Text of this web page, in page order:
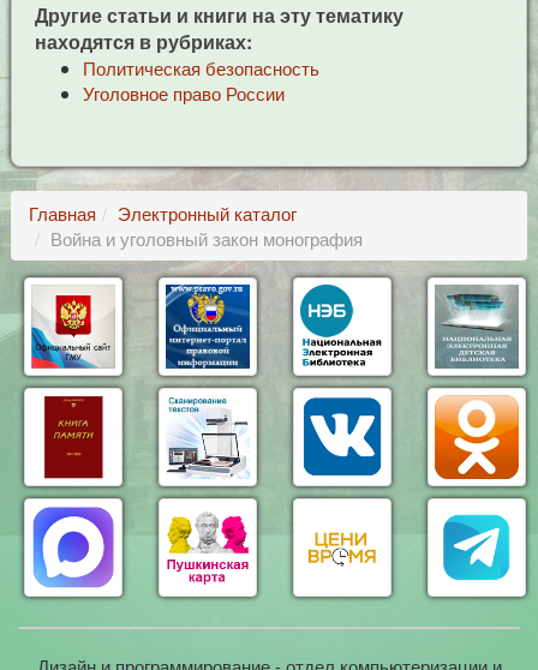
Другие статьи и книги на эту тематику
находятся в рубриках:
Политическая безопасность
Уголовное право России
Главная
Электронный каталог
Война и уголовный закон монография